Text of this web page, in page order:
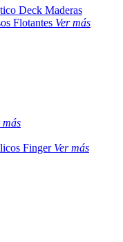
Deck Maderas
Flotantes Ver más
más
Finger Ver más